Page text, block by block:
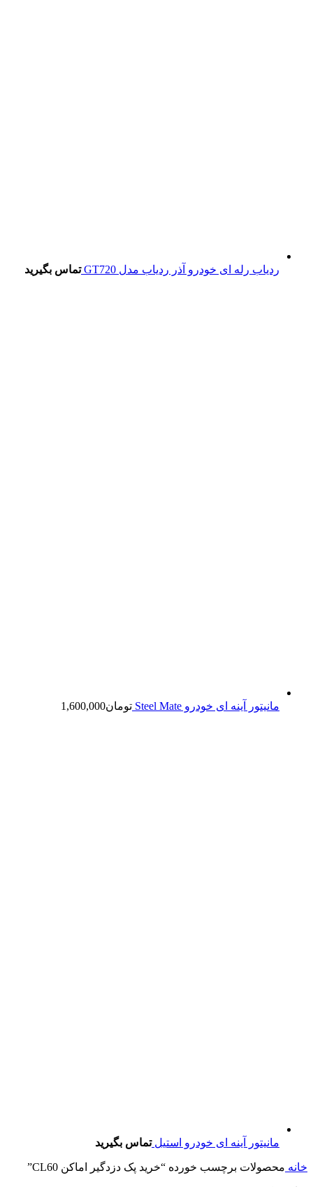
ردیاب رله ای خودرو آذر ردیاب مدل GT720 تماس بگیرید
مانیتور آینه ای خودرو Steel Mate تومان1,600,000
مانیتور آینه ای خودرو استیلتماس بگیرید
خانه محصولات برچسب خورده “خرید پک دزدگیر اماکن CL60”